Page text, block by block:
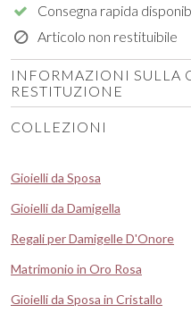
Consegna rapida
Articolo non restituibile
INFORMAZIONI SULLA
RESTITUZIONE
COLLEZIONI
Gioielli da Sposa
Gioielli da Damigella
Regali per Damigelle D'Onore
Matrimonio in Oro Rosa
Gioielli da Sposa in Cristallo